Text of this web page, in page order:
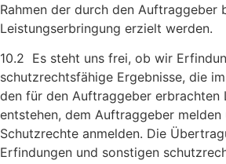
Rahmen der durch den Auftraggeber
Leistungserbringung erzielt werden.
10.2 Es steht uns frei, ob wir
schutzrechts­fähige Ergebnisse, die
den für den Auftraggeber erbrachten
entstehen, dem Auftraggeber
Schutzrechte anmelden. Die
Erfindungen und sonstigen